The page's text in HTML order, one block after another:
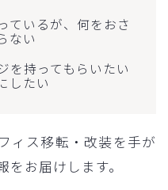
ているが、何をおさ
ない
を持ってもらいたい
したい
ィス移転・改装を手が
お届けします。